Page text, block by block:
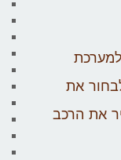
את
את הרכב